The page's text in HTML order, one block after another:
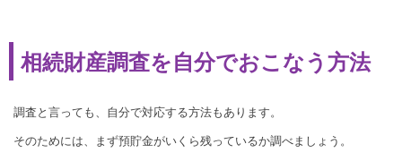
相続財産調査を自分でおこなう方法
調査と言っても、自分で対応する方法もあります。
そのためには、まず預貯金がいくら残っているか調べましょう。